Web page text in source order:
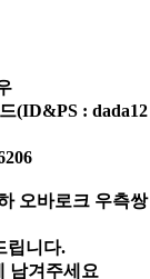
(ID&PS : dada12
오바로크 우측쌍
립니다.
남겨주세요